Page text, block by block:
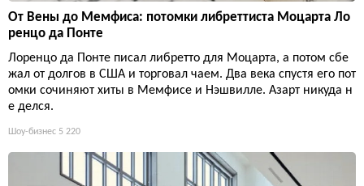
От Вены до Мемфиса: потомки либреттиста Моцарта Ло
ренцо да Понте
Лоренцо да Понте писал либретто для Моцарта, а потом сбе
жал от долгов в США и торговал чаем. Два века спустя его пот
омки сочиняют хиты в Мемфисе и Нэшвилле. Азарт никуда н
е делся.
Шоу-бизнес 5 220